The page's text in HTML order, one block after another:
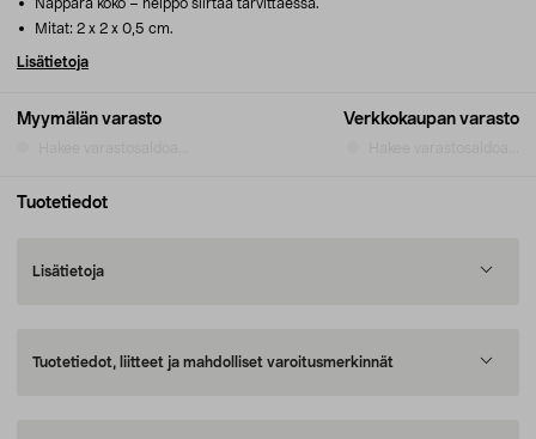
Myymälän varasto Verkkokaupan varasto
Näppärä koko – helppo siirtää tarvittaessa.
Mitat: 2 x 2 x 0,5 cm.
Lisätietoja
Tuotetiedot
Lisätietoja
Tuotetiedot, liitteet ja mahdolliset varoitusmerkinnät